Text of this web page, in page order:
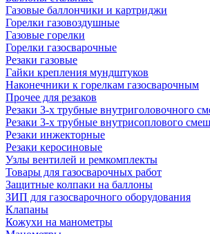
Газовые баллончики и картриджи
Горелки газовоздушные
Газовые горелки
Горелки газосварочные
Резаки газовые
Гайки крепления мундштуков
Наконечники к горелкам газосварочным
Прочее для резаков
Резаки 3-х трубные внутриголовочного
Резаки 3-х трубные внутрисоплового
Резаки инжекторные
Резаки керосиновые
Узлы вентилей и ремкомплекты
Товары для газосварочных работ
Защитные колпаки на баллоны
ЗИП для газосварочного оборудования
Клапаны
Кожухи на манометры